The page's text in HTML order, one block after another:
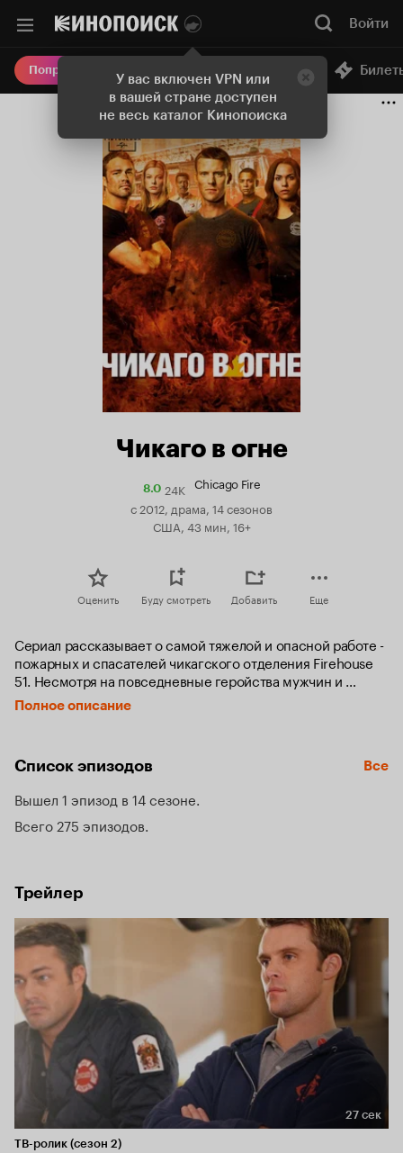
У вас включен VPN или
в вашей стране доступен
не весь каталог Кинопоиска
Войти
Попробовать Плюс Онлайн-кинотеатр
Чикаго в огне
8.0Рейтинг
Кинопоиска
8.0
24K Chicago Fire
с 2012, драма, 14 сезонов
США, 43 мин, 16+
Оценить Буду смотреть Добавить Еще
Сериал рассказывает о самой тяжелой и опасной работе -
пожарных и спасателей чикагского отделения Firehouse
51. Несмотря на повседневные геройства мужчин и
женщин, их огромная самоотдача приводит к личным
потерям. Главный герой Мэтью Кейси, прирожденный
вещи. Кроме этого, Кейси постоянно находится в
лейтенантом Келли Северайдом.
Полное описание
Список эпизодов Все
Вышел 1 эпизод в 14 сезоне
Всего 275 эпизодов
Трейлер
Длительность 27 сек
27 сек
ТВ-ролик (сезон 2)